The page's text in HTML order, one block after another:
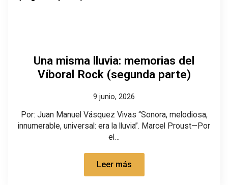
Una misma lluvia: memorias del
Víboral Rock (segunda parte)
9 junio, 2026
Por: Juan Manuel Vásquez Vivas “Sonora, melodiosa,
innumerable, universal: era la lluvia”. Marcel Proust—Por
el…
Leer más